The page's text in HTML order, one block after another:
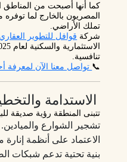
كما أنها أصبحت من المناطق
المصريون بالخارج لما
تملك الأراضي.
شركة قوافل للتطوير العقاري
تنافسية.
📞 تواصل معنا الآن
الاستدامة
تتبنى المنطقة رؤية صديقة
تشجير الشوارع والميادين.
الاعتماد على أنظمة
بنية تحتية تدعم شبكات